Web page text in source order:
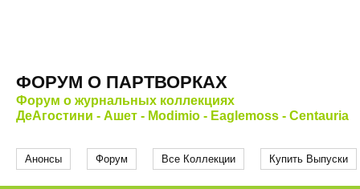
ФОРУМ О ПАРТВОРКАХ
Форум о журнальных коллекциях
ДеАгостини - Ашет - Modimio - Eaglemoss - Centauria
Анонсы Форум Все Коллекции Купить Выпуски